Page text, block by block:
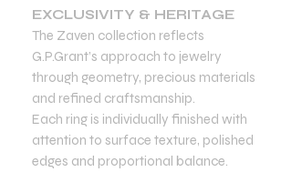
EXCLUSIVITY & HERITAGE
The Zaven collection reflects
G.P.Grant’s approach to jewelry
through geometry, precious materials
and refined craftsmanship.
Each ring is individually finished with
attention to surface texture, polished
edges and proportional balance.